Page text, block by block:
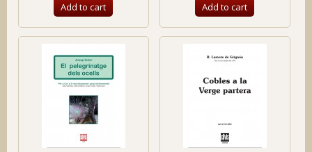
Add to cart Add to cart